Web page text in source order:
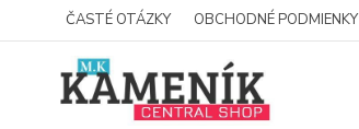
ČASTÉ OTÁZKY OBCHODNÉ PODMIENKY